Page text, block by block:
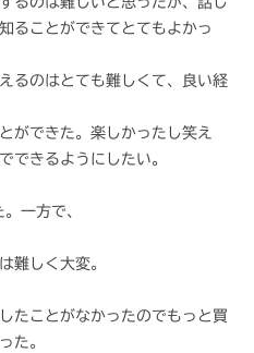
ることができてとてもよかっ
るのはとても難しくて、良い経
ができた。楽しかったし笑え
できるようにしたい。
一方で、
難しく大変。
たことがなかったのでもっと買
た。